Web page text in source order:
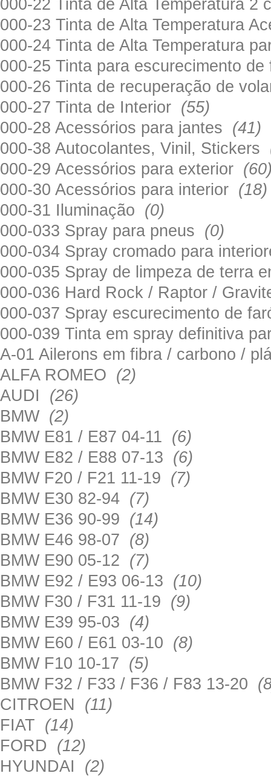
000-22 Tinta de Alta Temperatura
000-23 Tinta de Alta Temperatura
000-24 Tinta de Alta Temperatura
000-25 Tinta para escurecimento
000-26 Tinta de recuperação de
000-27 Tinta de Interior (55)
000-28 Acessórios para jantes (41)
000-38 Autocolantes, Vinil, Stickers
000-29 Acessórios para exterior
000-30 Acessórios para interior (18)
000-31 Iluminação (0)
000-033 Spray para pneus (0)
000-034 Spray cromado para
000-035 Spray de limpeza de terra
000-036 Hard Rock / Raptor /
000-037 Spray escurecimento de
000-039 Tinta em spray definitiva
A-01 Ailerons em fibra / carbono /
ALFA ROMEO (2)
AUDI (26)
BMW (2)
BMW E81 / E87 04-11 (6)
BMW E82 / E88 07-13 (6)
BMW F20 / F21 11-19 (7)
BMW E30 82-94 (7)
BMW E36 90-99 (14)
BMW E46 98-07 (8)
BMW E90 05-12 (7)
BMW E92 / E93 06-13 (10)
BMW F30 / F31 11-19 (9)
BMW E39 95-03 (4)
BMW E60 / E61 03-10 (8)
BMW F10 10-17 (5)
BMW F32 / F33 / F36 / F83 13-20
CITROEN (11)
FIAT (14)
FORD (12)
HYUNDAI (2)